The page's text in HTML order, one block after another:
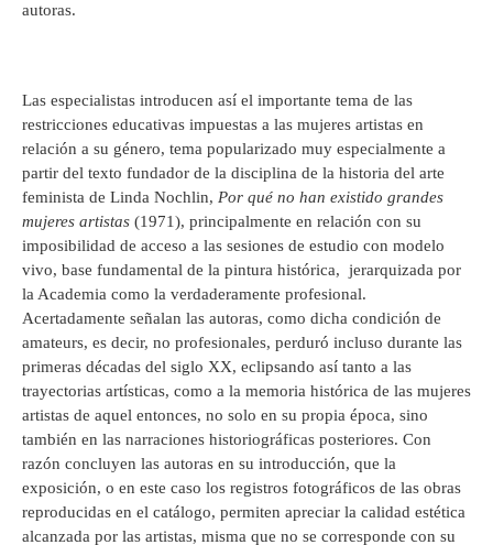
autoras.
Las especialistas introducen así el importante tema de las
restricciones educativas impuestas a las mujeres artistas en
relación a su género, tema popularizado muy especialmente a
partir del texto fundador de la disciplina de la historia del arte
feminista de Linda Nochlin, Por qué no han existido grandes
mujeres artistas (1971), principalmente en relación con su
imposibilidad de acceso a las sesiones de estudio con modelo
vivo, base fundamental de la pintura histórica, jerarquizada por
la Academia como la verdaderamente profesional.
Acertadamente señalan las autoras, como dicha condición de
amateurs, es decir, no profesionales, perduró incluso durante las
primeras décadas del siglo XX, eclipsando así tanto a las
trayectorias artísticas, como a la memoria histórica de las mujeres
artistas de aquel entonces, no solo en su propia época, sino
también en las narraciones historiográficas posteriores. Con
razón concluyen las autoras en su introducción, que la
exposición, o en este caso los registros fotográficos de las obras
reproducidas en el catálogo, permiten apreciar la calidad estética
alcanzada por las artistas, misma que no se corresponde con su